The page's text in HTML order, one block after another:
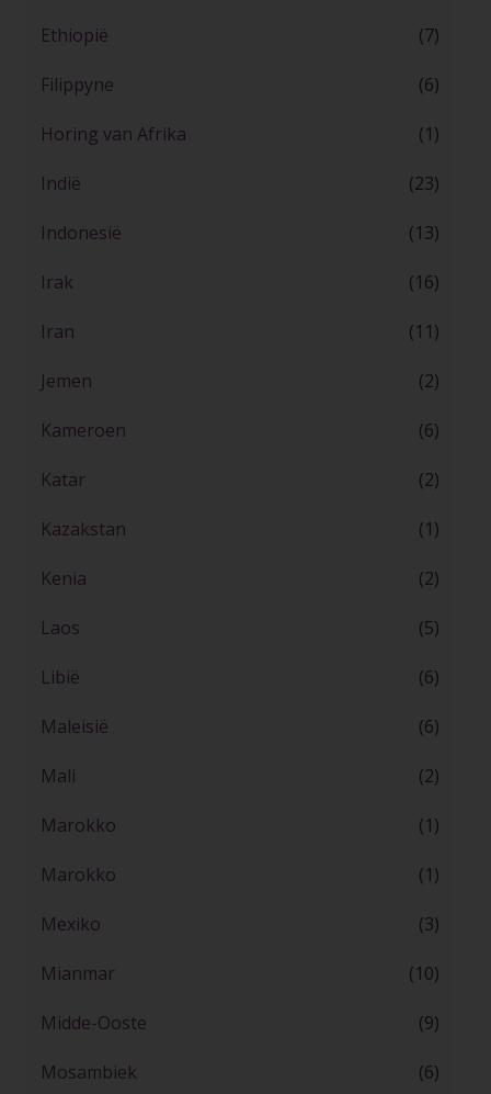
Ethiopië (7)
Filippyne (6)
Horing van Afrika (1)
Indië (23)
Indonesië (13)
Irak (16)
Iran (11)
Jemen (2)
Kameroen (6)
Katar (2)
Kazakstan (1)
Kenia (2)
Laos (5)
Libië (6)
Maleisië (6)
Mali (2)
Marokko (1)
Marokko (1)
Mexiko (3)
Mianmar (10)
Midde-Ooste (9)
Mosambiek (6)